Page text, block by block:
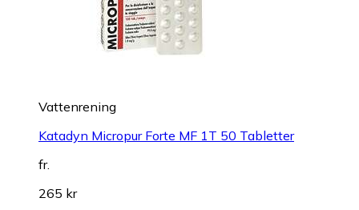
Vattenrening
Katadyn Micropur Forte MF 1T 50 Tabletter
fr.
265 kr